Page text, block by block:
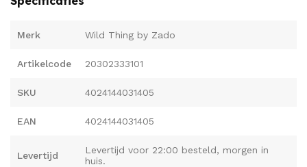
Merk Wild Thing by Zado
Artikelcode 20302333101
SKU 4024144031405
EAN 4024144031405
Levertijd
Levertijd voor 22:00 besteld, morgen in
huis.